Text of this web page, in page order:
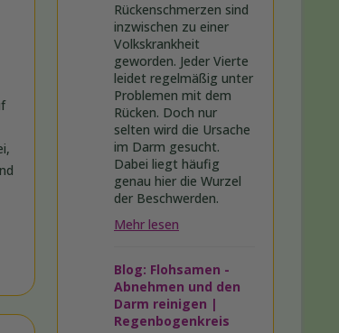
Rückenschmerzen sind
inzwischen zu einer
Volkskrankheit
geworden. Jeder Vierte
leidet regelmäßig unter
Problemen mit dem
Rücken. Doch nur
selten wird die Ursache
im Darm gesucht.
Dabei liegt häufig
genau hier die Wurzel
der Beschwerden.
Mehr lesen
Blog: Flohsamen -
Abnehmen und den
Darm reinigen |
Regenbogenkreis